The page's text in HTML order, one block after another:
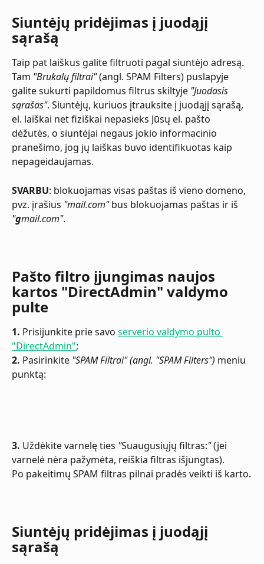
Siuntėjų pridėjimas į juodąjį
sąrašą
Taip pat laiškus galite filtruoti pagal siuntėjo adresą.
Tam "Brukalų filtrai" (angl. SPAM Filters) puslapyje
galite sukurti papildomus filtrus skiltyje "Juodasis
sąrašas". Siuntėjų, kuriuos įtrauksite į juodąjį sąrašą,
el. laiškai net fiziškai nepasieks Jūsų el. pašto
dėžutės, o siuntėjai negaus jokio informacinio
pranešimo, jog jų laiškas buvo identifikuotas kaip
nepageidaujamas.
SVARBU: blokuojamas visas paštas iš vieno domeno,
pvz. įrašius "mail.com" bus blokuojamas paštas ir iš
"gmail.com".
Pašto filtro įjungimas naujos
kartos "DirectAdmin" valdymo
pulte
1. Prisijunkite prie savo serverio valdymo pulto
"DirectAdmin";
2. Pasirinkite "SPAM Filtrai" (angl. "SPAM Filters") meniu
punktą:
3. Uždėkite varnelę ties "Suaugusiųjų filtras:" (jei
varnelė nėra pažymėta, reiškia filtras išjungtas).
Po pakeitimų SPAM filtras pilnai pradės veikti iš karto.
Siuntėjų pridėjimas į juodąjį
sąrašą